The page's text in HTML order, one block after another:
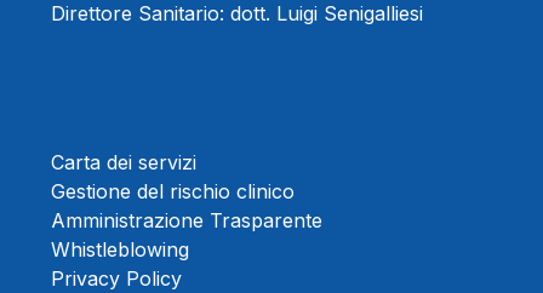
Direttore Sanitario: dott. Luigi Senigalliesi
Carta dei servizi
Gestione del rischio clinico
Amministrazione Trasparente
Whistleblowing
Privacy Policy